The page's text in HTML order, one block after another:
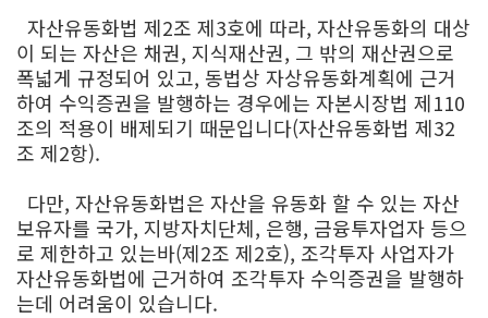
자산유동화법 제2조 제3호에 따라, 자산유동화의 대상
이 되는 자산은 채권, 지식재산권, 그 밖의 재산권으로
폭넓게 규정되어 있고, 동법상 자상유동화계획에 근거
하여 수익증권을 발행하는 경우에는 자본시장법 제110
조의 적용이 배제되기 때문입니다(자산유동화법 제32
조 제2항).
다만, 자산유동화법은 자산을 유동화 할 수 있는 자산
보유자를 국가, 지방자치단체, 은행, 금융투자업자 등으
로 제한하고 있는바(제2조 제2호), 조각투자 사업자가
자산유동화법에 근거하여 조각투자 수익증권을 발행하
는데 어려움이 있습니다.